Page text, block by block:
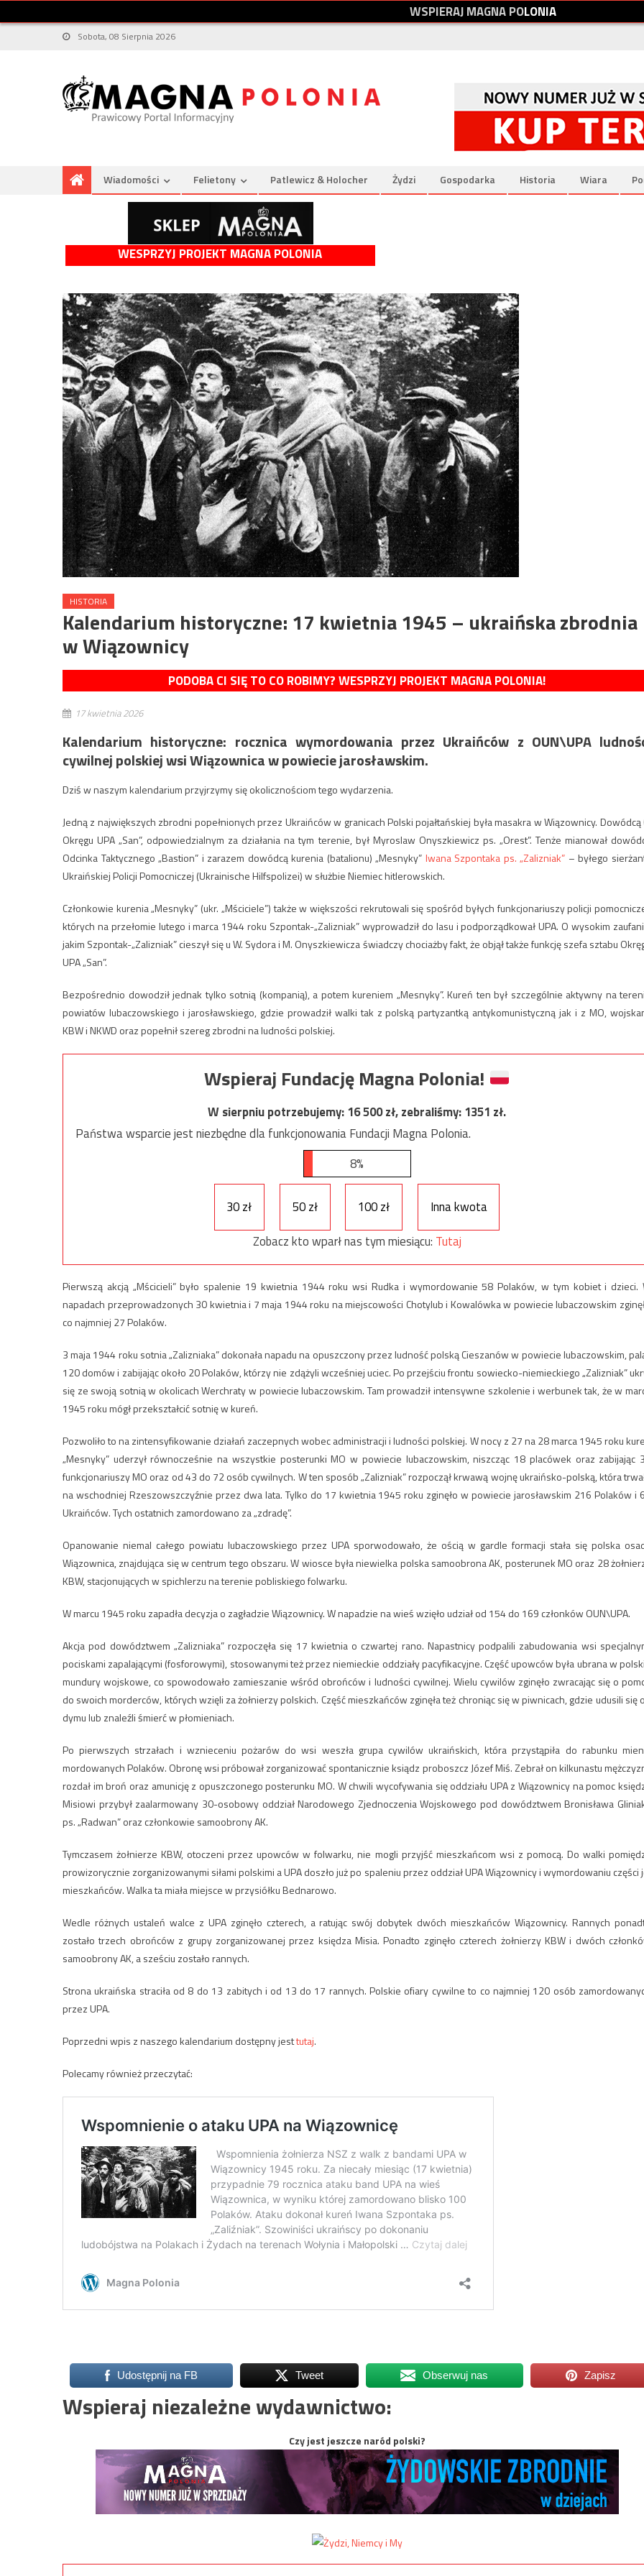
WSPIERAJMAGNAPOLONIA
Sobota, 08 Sierpnia 2026
Wiadomości Felietony Patlewicz & Holocher Żydzi Gospodarka Historia Wiara
WESPRZYJ PROJEKT MAGNA POLONIA
HISTORIA
Kalendarium historyczne: 17 kwietnia 1945 – ukraińska zbrodnia
w Wiązownicy
PODOBA CI SIĘ TO CO ROBIMY? WESPRZYJ PROJEKT MAGNA POLONIA!
17 kwietnia 2026
Kalendarium historyczne: rocznica wymordowania przez Ukraińców z OUN\UPA
cywilnej polskiej wsi Wiązownica w powiecie jarosławskim.
Dziś w naszym kalendarium przyjrzymy się okolicznościom tego wydarzenia.
Jedną z największych zbrodni popełnionych przez Ukraińców w granicach Polski pojałtańskiej była masakra w Wiązownicy. Dowódcą
Okręgu UPA „San”, odpowiedzialnym za działania na tym terenie, był Myroslaw Onyszkiewicz ps. „Orest”. Tenże mianował
Odcinka Taktycznego „Bastion” i zarazem dowódcą kurenia (batalionu) „Mesnyky” Iwana Szpontaka ps. „Zalizniak” – byłego
Ukraińskiej Policji Pomocniczej (Ukrainische Hilfspolizei) w służbie Niemiec hitlerowskich.
Członkowie kurenia „Mesnyky” (ukr. „Mściciele”) także w większości rekrutowali się spośród byłych funkcjonariuszy policji
których na przełomie lutego i marca 1944 roku Szpontak-„Zalizniak” wyprowadził do lasu i podporządkował UPA. O wysokim
jakim Szpontak-„Zalizniak” cieszył się u W. Sydora i M. Onyszkiewicza świadczy chociażby fakt, że objął także funkcję szefa sztabu
UPA „San”.
Bezpośrednio dowodził jednak tylko sotnią (kompanią), a potem kureniem „Mesnyky”. Kureń ten był szczególnie aktywny na
powiatów lubaczowskiego i jarosławskiego, gdzie prowadził walki tak z polską partyzantką antykomunistyczną jak i z MO,
KBW i NKWD oraz popełnił szereg zbrodni na ludności polskiej.
Wspieraj Fundację Magna Polonia!
W sierpniu potrzebujemy:16 500zł, zebraliśmy:1351 zł.
Państwa wsparcie jest niezbędne dla funkcjonowania Fundacji Magna Polonia.
8%
30 zł 50 zł 100 zł
Inna kwota
Zobacz kto wparł nas tym miesiącu: Tutaj
Pierwszą akcją „Mścicieli” było spalenie 19 kwietnia 1944 roku wsi Rudka i wymordowanie 58 Polaków, w tym kobiet i dzieci.
napadach przeprowadzonych 30 kwietnia i 7 maja 1944 roku na miejscowości Chotylub i Kowalówka w powiecie lubaczowskim
co najmniej 27 Polaków.
3 maja 1944 roku sotnia „Zalizniaka” dokonała napadu na opuszczony przez ludność polską Cieszanów w powiecie lubaczowskim,
120 domów i zabijając około 20 Polaków, którzy nie zdążyli wcześniej uciec. Po przejściu frontu sowiecko-niemieckiego „Zalizniak”
się ze swoją sotnią w okolicach Werchraty w powiecie lubaczowskim. Tam prowadził intensywne szkolenie i werbunek tak, że w
1945 roku mógł przekształcić sotnię w kureń.
Pozwoliło to na zintensyfikowanie działań zaczepnych wobec administracji i ludności polskiej. W nocy z 27 na 28 marca 1945 roku
„Mesnyky” uderzył równocześnie na wszystkie posterunki MO w powiecie lubaczowskim, niszcząc 18 placówek oraz zabijając
funkcjonariuszy MO oraz od 43 do 72 osób cywilnych. W ten sposób „Zalizniak” rozpoczął krwawą wojnę ukraińsko-polską, która
na wschodniej Rzeszowszczyźnie przez dwa lata. Tylko do 17 kwietnia 1945 roku zginęło w powiecie jarosławskim 216 Polaków i
Ukraińców. Tych ostatnich zamordowano za „zdradę”.
Opanowanie niemal całego powiatu lubaczowskiego przez UPA sporwodowało, że ością w gardle formacji stała się polska
Wiązownica, znajdująca się w centrum tego obszaru. W wiosce była niewielka polska samoobrona AK, posterunek MO oraz 28
KBW, stacjonujących w spichlerzu na terenie pobliskiego folwarku.
W marcu 1945 roku zapadła decyzja o zagładzie Wiązownicy. W napadzie na wieś wzięło udział od 154 do 169 członków OUN\UPA.
Akcja pod dowództwem „Zalizniaka” rozpoczęła się 17 kwietnia o czwartej rano. Napastnicy podpalili zabudowania wsi
pociskami zapalającymi (fosforowymi), stosowanymi też przez niemieckie oddziały pacyfikacyjne. Część upowców była ubrana w
mundury wojskowe, co spowodowało zamieszanie wśród obrońców i ludności cywilnej. Wielu cywilów zginęło zwracając się o
do swoich morderców, których wzięli za żołnierzy polskich. Część mieszkańców zginęła też chroniąc się w piwnicach, gdzie udusili się
dymu lub znaleźli śmierć w płomieniach.
Po pierwszych strzałach i wznieceniu pożarów do wsi weszła grupa cywilów ukraińskich, która przystąpiła do rabunku
mordowanych Polaków. Obronę wsi próbował zorganizować spontanicznie ksiądz proboszcz Józef Miś. Zebrał on kilkunastu
rozdał im broń oraz amunicję z opuszczonego posterunku MO. W chwili wycofywania się oddziału UPA z Wiązownicy na pomoc
Misiowi przybył zaalarmowany 30-osobowy oddział Narodowego Zjednoczenia Wojskowego pod dowództwem Bronisława
ps. „Radwan” oraz członkowie samoobrony AK.
Tymczasem żołnierze KBW, otoczeni przez upowców w folwarku, nie mogli przyjść mieszkańcom wsi z pomocą. Do walki
prowizorycznie zorganizowanymi siłami polskimi a UPA doszło już po spaleniu przez oddział UPA Wiązownicy i wymordowaniu części
mieszkańców. Walka ta miała miejsce w przysiółku Bednarowo.
Wedle różnych ustaleń walce z UPA zginęło czterech, a ratując swój dobytek dwóch mieszkańców Wiązownicy. Rannych
zostało trzech obrońców z grupy zorganizowanej przez księdza Misia. Ponadto zginęło czterech żołnierzy KBW i dwóch
samoobrony AK, a sześciu zostało rannych.
Strona ukraińska straciła od 8 do 13 zabitych i od 13 do 17 rannych. Polskie ofiary cywilne to co najmniej 120 osób
przez UPA.
Poprzedni wpis z naszego kalendarium dostępny jesttutaj.
Polecamy również przeczytać:
Udostępnij na FB Tweet Obserwuj nas Zapisz
Wspieraj niezależne wydawnictwo:
Czy jest jeszcze naród polski?